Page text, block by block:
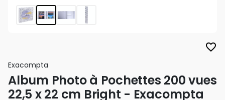
favorite_border
Exacompta
Album Photo à Pochettes 200 vues
22,5 x 22 cm Bright - Exacompta